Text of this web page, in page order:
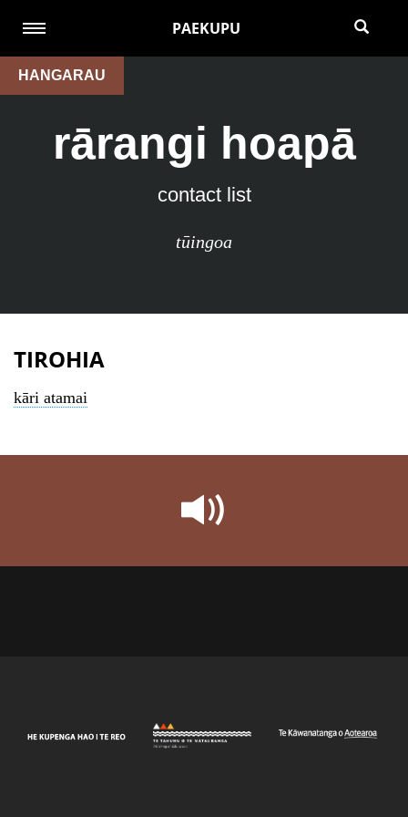
PAEKUPU
HANGARAU
rārangi hoapā
contact list
tūingoa
TIROHIA
kāri atamai